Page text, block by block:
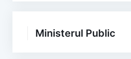
Ministerul Public